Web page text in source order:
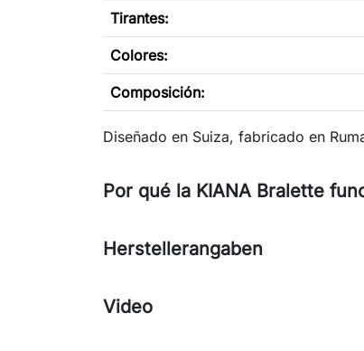
Tirantes:
Colores:
Composición:
Diseñado en Suiza, fabricado en
Por qué la KIANA Bralette
Herstellerangaben
Video